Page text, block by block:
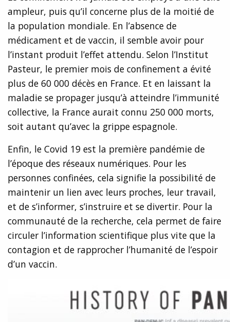
ampleur, puis qu’il concerne plus de la moitié de
la population mondiale. En l’absence de
médicament et de vaccin, il semble avoir pour
l’instant produit l’effet attendu. Selon l’Institut
Pasteur, le premier mois de confinement a évité
plus de 60 000 décès en France. Et en laissant la
maladie se propager jusqu’à atteindre l’immunité
collective, la France aurait connu 250 000 morts,
soit autant qu’avec la grippe espagnole.
Enfin, le Covid 19 est la première pandémie de
l’époque des réseaux numériques. Pour les
personnes confinées, cela signifie la possibilité de
maintenir un lien avec leurs proches, leur travail,
et de s’informer, s’instruire et se divertir. Pour la
communauté de la recherche, cela permet de faire
circuler l’information scientifique plus vite que la
contagion et de rapprocher l’humanité de l’espoir
d’un vaccin.